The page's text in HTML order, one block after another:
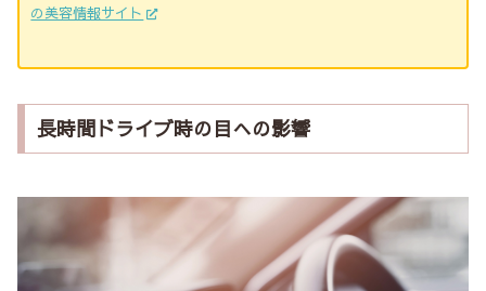
の美容情報サイト
長時間ドライブ時の目への影響